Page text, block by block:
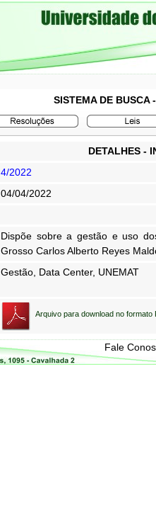
SISTEMA DE BUSCA
DETALHES -
4/2022
04/04/2022
Dispõe sobre a gestão e uso
Grosso Carlos Alberto Reyes
Gestão, Data Center, UNEMAT
Arquivo para download no formato
Fale